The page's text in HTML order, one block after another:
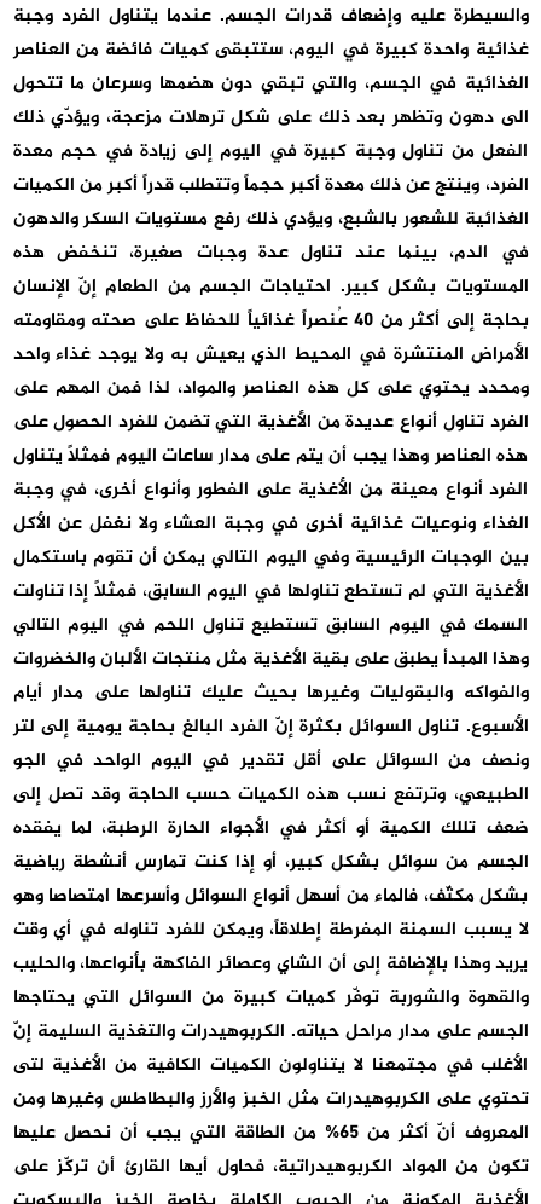
والسيطرة عليه وإضعاف قدرات الجسم. عندما يتناول الفرد وجبة
غذائية واحدة كبيرة في اليوم، ستتبقى كميات فائضة من العناصر
الغذائية في الجسم، والتي تبقي دون هضمها وسرعان ما تتحول
الى دهون وتظهر بعد ذلك على شكل ترهلات مزعجة، ويؤدّي ذلك
الفعل من تناول وجبة كبيرة في اليوم إلى زيادة في حجم معدة
الفرد، وينتج عن ذلك معدة أكبر حجماً وتتطلب قدراً أكبر من الكميات
الغذائية للشعور بالشبع، ويؤدي ذلك رفع مستويات السكر والدهون
في الدم، بينما عند تناول عدة وجبات صغيرة، تنخفض هذه
المستويات بشكل كبير. احتياجات الجسم من الطعام إنّ الإنسان
بحاجة إلى أكثر من 40 عُنصراً غذائياً للحفاظ على صحته ومقاومته
الأمراض المنتشرة في المحيط الذي يعيش به ولا يوجد غذاء واحد
ومحدد يحتوي على كل هذه العناصر والمواد، لذا فمن المهم على
الفرد تناول أنواع عديدة من الأغذية التي تضمن للفرد الحصول على
هذه العناصر وهذا يجب أن يتم على مدار ساعات اليوم فمثلاً يتناول
الفرد أنواع معينة من الأغذية على الفطور وأنواع أخرى، في وجبة
الغذاء ونوعيات غذائية أخرى في وجبة العشاء ولا نغفل عن الأكل
بين الوجبات الرئيسية وفي اليوم التالي يمكن أن تقوم باستكمال
الأغذية التي لم تستطع تناولها في اليوم السابق، فمثلاً إذا تناولت
السمك في اليوم السابق تستطيع تناول اللحم في اليوم التالي
وهذا المبدأ يطبق على بقية الأغذية مثل منتجات الألبان والخضروات
والفواكه والبقوليات وغيرها بحيث عليك تناولها على مدار أيام
الأسبوع. تناول السوائل بكثرة إنّ الفرد البالغ بحاجة يومية إلى لتر
ونصف من السوائل على أقل تقدير في اليوم الواحد في الجو
الطبيعي، وترتفع نسب هذه الكميات حسب الحاجة وقد تصل إلى
ضعف تللك الكمية أو أكثر في الأجواء الحارة الرطبة، لما يفقده
الجسم من سوائل بشكل كبير، أو إذا كنت تمارس أنشطة رياضية
بشكل مكثّف، فالماء من أسهل أنواع السوائل وأسرعها امتصاصا وهو
لا يسبب السمنة المفرطة إطلاقاً، ويمكن للفرد تناوله في أي وقت
يريد وهذا بالإضافة إلى أن الشاي وعصائر الفاكهة بأنواعها، والحليب
والقهوة والشوربة توفّر كميات كبيرة من السوائل التي يحتاجها
الجسم على مدار مراحل حياته. الكربوهيدرات والتغذية السليمة إنّ
الأغلب في مجتمعنا لا يتناولون الكميات الكافية من الأغذية لتى
تحتوي على الكربوهيدرات مثل الخبز والأرز والبطاطس وغيرها ومن
المعروف أنّ أكثر من 65% من الطاقة التي يجب أن نحصل عليها
تكون من المواد الكربوهيدراتية، فحاول أيها القارئ أن تركّز على